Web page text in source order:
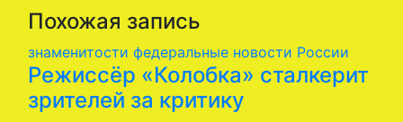
Похожая запись
знаменитости федеральные новости России
Режиссёр «Колобка» сталкерит
зрителей за критику